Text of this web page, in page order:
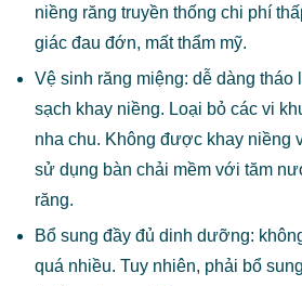
niềng răng truyền thống chi phí
giác đau đớn, mất thẩm mỹ.
Vệ sinh răng miệng: dễ dàng tháo
sạch khay niềng. Loại bỏ các vi
nha chu. Không được khay niềng
sử dụng bàn chải mềm với tăm
răng.
Bổ sung đầy đủ dinh dưỡng:
quá nhiều. Tuy nhiên, phải bổ